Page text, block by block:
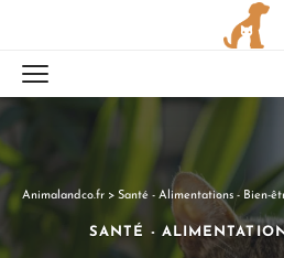
Animalandco.fr > Santé - Alimentations - Bien-
SANTÉ -